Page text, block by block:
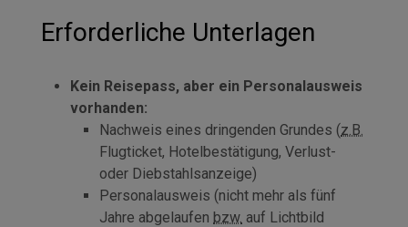
Erforderliche Unterlagen
Kein Reisepass, aber ein Personalausweis
vorhanden:
Nachweis eines dringenden Grundes (z.B.
Flugticket, Hotelbestätigung, Verlust-
oder Diebstahlsanzeige)
Personalausweis (nicht mehr als fünf
Jahre abgelaufen bzw. auf Lichtbild